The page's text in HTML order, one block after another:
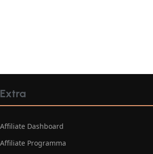
Extra
Affiliate Dashboard
Affiliate Programma